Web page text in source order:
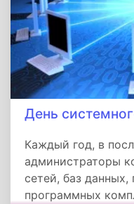
День
Каждый год, в
администраторы
сетей, баз
программных